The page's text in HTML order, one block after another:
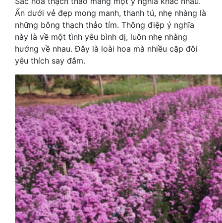
Ẩn dưới vẻ đẹp mong manh, thanh tú, nhẹ nhàng là
những bông thạch thảo tím. Thông điệp ý nghĩa
này là về một tình yêu bình dị, luôn nhẹ nhàng
hướng về nhau. Đây là loài hoa mà nhiều cặp đôi
yêu thích say đắm.